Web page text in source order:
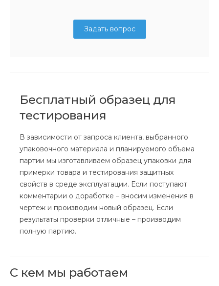
Задать вопрос
Бесплатный образец для
тестирования
В зависимости от запроса клиента, выбранного
упаковочного материала и планируемого объема
партии мы изготавливаем образец упаковки для
примерки товара и тестирования защитных
свойств в среде эксплуатации. Если поступают
комментарии о доработке – вносим изменения в
чертеж и производим новый образец. Если
результаты проверки отличные – производим
полную партию.
С кем мы работаем